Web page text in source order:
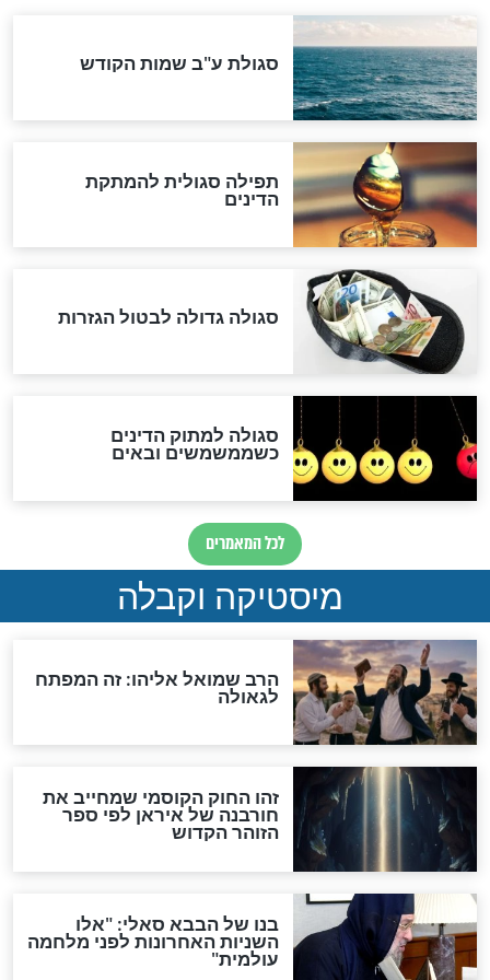
הותר לפרסום: לוחמי מילואים
נהרגו בדרום לבנון
ההסכם החשאי של טראמפ
ואיראן: בלי שקיפות ועם הרבה
סימני שאלה
המסמך האבוד שנחשף
במרתפי מוסקבה: כתב היד
הנדיר של הרשב"ם התגלה
"מודה לקב"ה על כל השנים"
לכל המאמרים
אחרית הימים
האם אפשר לחשב את הקץ?
מה יהיה בימות המשיח?